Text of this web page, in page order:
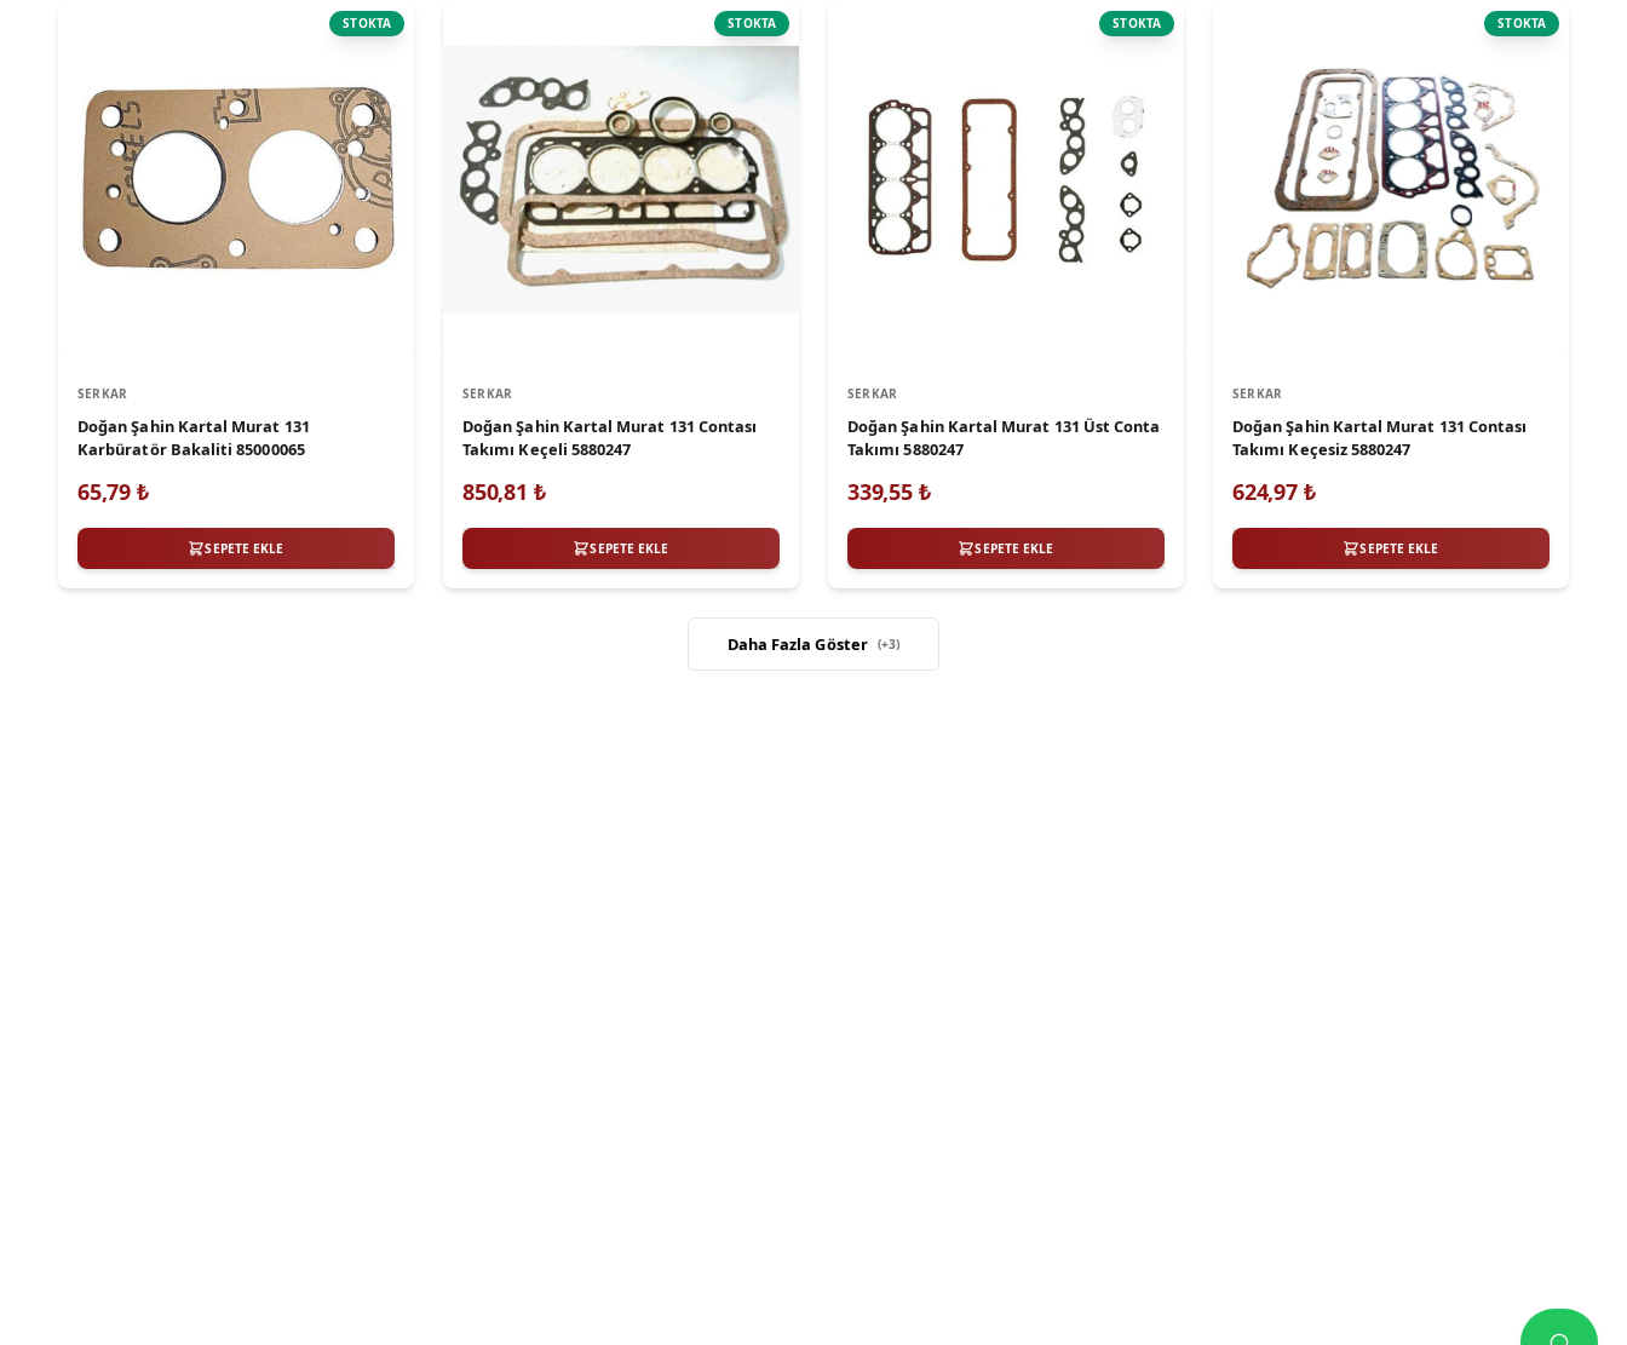
STOKTA
SERKAR
Doğan Şahin Kartal Murat 131
Karbüratör Bakaliti 85000065
65,79 ₺
SEPETE EKLE
STOKTA
SERKAR
Doğan Şahin Kartal Murat 131 Contası
Takımı Keçeli 5880247
850,81 ₺
SEPETE EKLE
STOKTA
SERKAR
Doğan Şahin Kartal Murat 131 Üst Conta
Takımı 5880247
339,55₺
SEPETE EKLE
STOKTA
SERKAR
Doğan Şahin Kartal Murat 131 Contası
Takımı Keçesiz 5880247
624,97₺
SEPETE EKLE
Daha Fazla Göster (+3)